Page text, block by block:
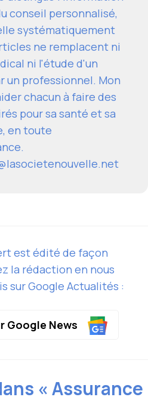
conseil personnalisé,
systématiquement
ne remplacent ni
ni l'étude d'un
un professionnel. Mon
chacun à faire des
pour sa santé et sa
en toute
est édité de façon
la rédaction en nous
sur Google Actualités :
Google News
« Assurance